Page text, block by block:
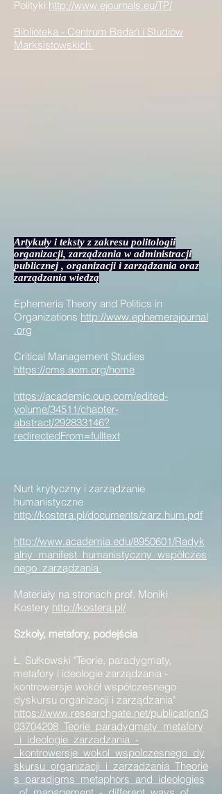
Polityki http://www.ejournals.eu/TP/
Biblioteka - Centrum Badań i Studiów
Marksistowskich
Artykuły i teksty z zakresu politologii
organizacji, zarządzania w administracji
publicznej , organizacji i zarządzania oraz
zarządzania wiedzą
Ephemeria Theory and Politics in
Organizations http://www.ephemerajournal
.org
Critical Management Studies
https://cms.aom.org/home
https://academic.oup.com/edited-
volume/34511/chapter-
abstract/292833146?
redirectedFrom=fulltext
Nurt krytyczny i zarządzanie
humanistyczne
http://kostera.pl/documents/zarz.hum.pdf
http://www.academia.edu/8950601/Radyk
alny_manifest_humanistyczny_współczes
nego_zarządzania
Materiały na stronach prof. Moniki
Kostery http://kostera.pl/
Szkoły, metafory, podejścia
Ł. Sułkowski "Teorie, paradygmaty,
metafory i ideologie zarządzania -
kontrowersje wokół współczesnego
dyskursu organizacji i zarządzania"
https://www.researchgate.net/publication/3
03704208_Teorie_paradygmaty_metafory
_i_ideologie_zarzadzania_-
_kontrowersje_wokol_wspolczesnego_dy
skursu_organizacji_i_zarzadzania_Theorie
s_paradigms_metaphors_and_ideologies